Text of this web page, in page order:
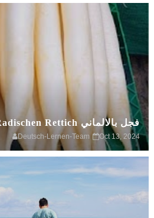
فجل بالالماني Radischen Rettich
Deutsch-Lernen-Team Oct 13, 2024